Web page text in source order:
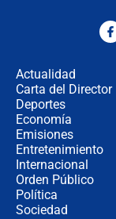
Actualidad
Carta del Director
Deportes
Economía
Emisiones
Entretenimiento
Internacional
Orden Público
Política
Sociedad